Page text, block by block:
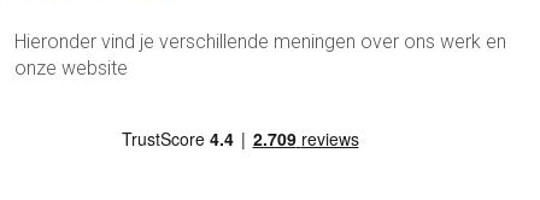
Hieronder vind je verschillende meningen over ons werk en
onze website